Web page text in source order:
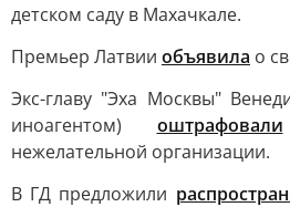
детском саду в Махачкале.
Премьер Латвии объявила о
Экс-главу "Эха Москвы"
иноагентом) оштрафовали
нежелательной организации.
В ГД предложили